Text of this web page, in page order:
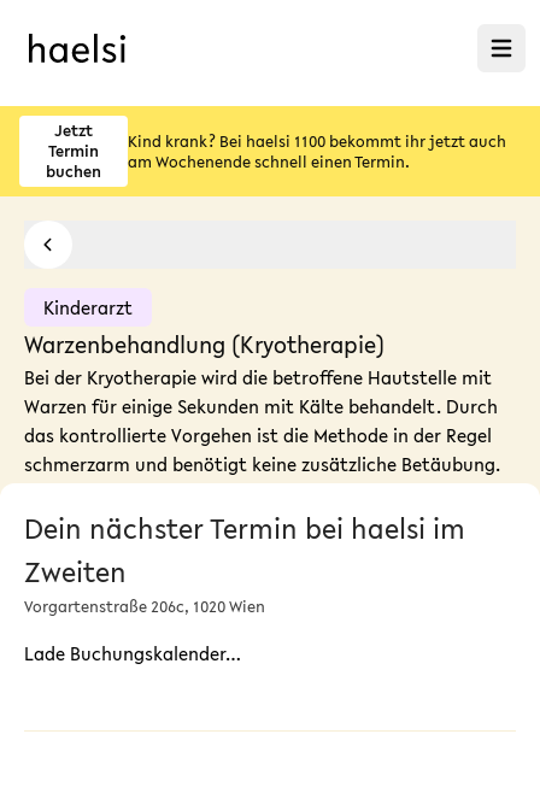
Menü
Jetzt
Termin
buchen
Kind krank? Bei haelsi 1100 bekommt ihr jetzt auch
am Wochenende schnell einen Termin.
Kinderarzt
Warzenbehandlung (Kryotherapie)
Bei der Kryotherapie wird die betroffene Hautstelle mit
Warzen für einige Sekunden mit Kälte behandelt. Durch
das kontrollierte Vorgehen ist die Methode in der Regel
schmerzarm und benötigt keine zusätzliche Betäubung.
Dein nächster Termin bei haelsi im
Zweiten
Vorgartenstraße 206c, 1020 Wien
Lade Buchungskalender…